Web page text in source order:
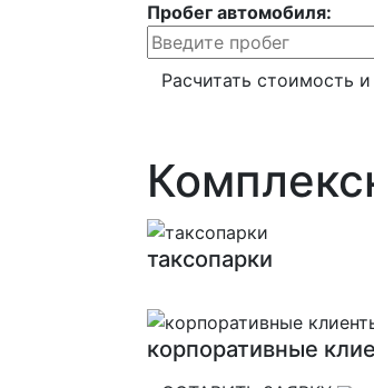
Пробег автомобиля:
Расчитать стоимость и
таксопарки
корпоративные